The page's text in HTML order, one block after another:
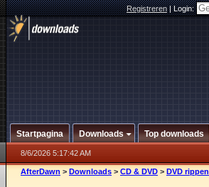
Registreren|Login:
Startpagina Downloads Top downloads
8/6/2026 5:17:42 AM
AfterDawn > Downloads > CD & DVD > DVD rippen